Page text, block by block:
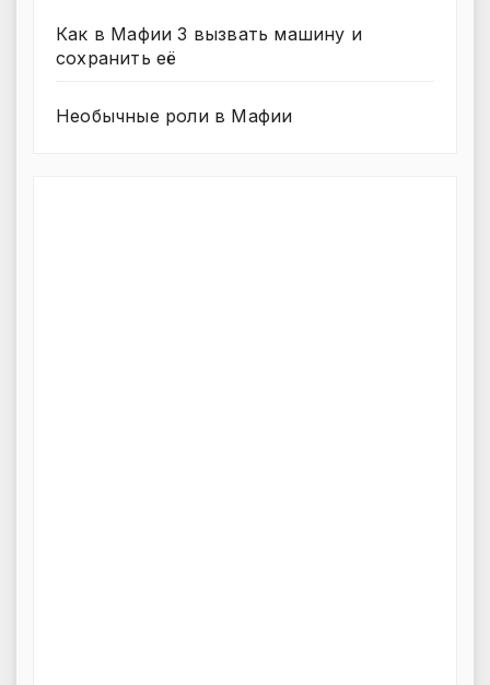
Как в Мафии 3 вызвать машину и
сохранить её
Необычные роли в Мафии